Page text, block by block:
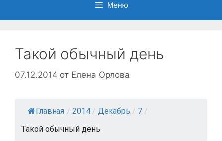
Меню
Такой обычный день
07.12.2014 от Елена Орлова
Главная / 2014 / Декабрь / 7 /
Такой обычный день